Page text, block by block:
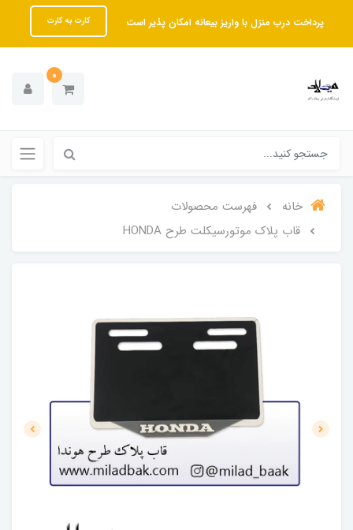
پرداخت درب منزل با واریز بیعانه امکان پذیر است کارت به کارت
0
خانه
فهرست محصولات
قاب پلاک موتورسیکلت طرح HONDA